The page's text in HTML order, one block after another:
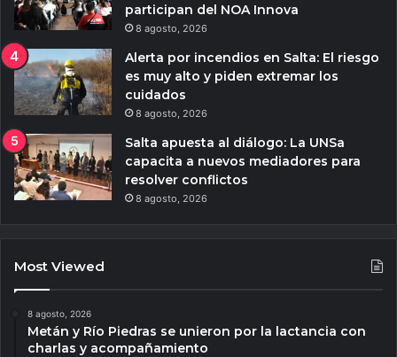
participan del NOA Innova
8 agosto, 2026
Alerta por incendios en Salta: El riesgo
es muy alto y piden extremar los
cuidados
8 agosto, 2026
Salta apuesta al diálogo: La UNSa
capacita a nuevos mediadores para
resolver conflictos
8 agosto, 2026
Most Viewed
8 agosto, 2026
Metán y Río Piedras se unieron por la lactancia con
charlas y acompañamiento